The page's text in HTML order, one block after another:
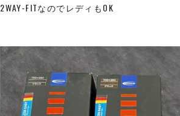
2WAY-FITなのでレディもOK